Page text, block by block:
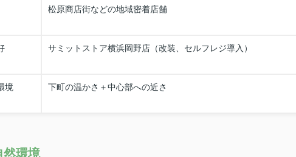
松原商店街などの地域密着店舗
サミットストア横浜岡野店（改装、セルフレジ導入）
境 下町の温かさ＋中心部への近さ
然環境